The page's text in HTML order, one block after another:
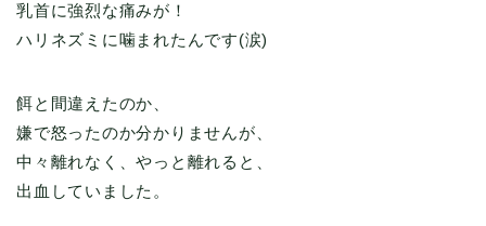
乳首に強烈な痛みが！
ハリネズミに噛まれたんです(涙)
餌と間違えたのか、
嫌で怒ったのか分かりませんが、
中々離れなく、やっと離れると、
出血していました。